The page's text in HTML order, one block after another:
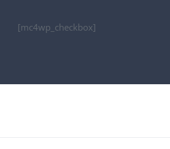
[mc4wp_checkbox]